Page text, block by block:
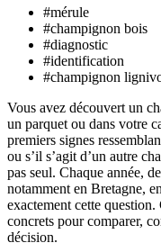
#mérule
#champignon bois
#diagnostic
#identification
#champignon
Vous avez découvert un
un parquet ou dans votre
premiers signes
ou s’il s’agit d’un autre
pas seul. Chaque année,
notamment en Bretagne,
exactement cette
concrets pour comparer,
décision.